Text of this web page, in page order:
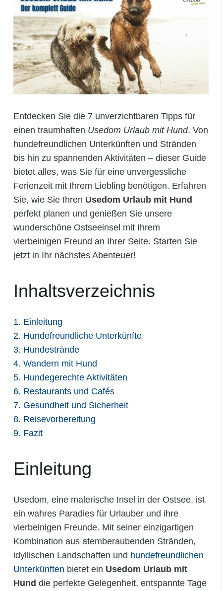
Entdecken Sie die 7 unverzichtbaren Tipps für
einen traumhaften Usedom Urlaub mit Hund. Von
hundefreundlichen Unterkünften und Stränden
bis hin zu spannenden Aktivitäten – dieser Guide
bietet alles, was Sie für eine unvergessliche
Ferienzeit mit Ihrem Liebling benötigen. Erfahren
Sie, wie Sie Ihren Usedom Urlaub mit Hund
perfekt planen und genießen Sie unsere
wunderschöne Ostseeinsel mit Ihrem
vierbeinigen Freund an Ihrer Seite. Starten Sie
jetzt in Ihr nächstes Abenteuer!
Inhaltsverzeichnis
1. Einleitung
2. Hundefreundliche Unterkünfte
3. Hundestrände
4. Wandern mit Hund
5. Hundegerechte Aktivitäten
6. Restaurants und Cafés
7. Gesundheit und Sicherheit
8. Reisevorbereitung
9. Fazit
Einleitung
Usedom, eine malerische Insel in der Ostsee, ist
ein wahres Paradies für Urlauber und ihre
vierbeinigen Freunde. Mit seiner einzigartigen
Kombination aus atemberaubenden Stränden,
idyllischen Landschaften und hundefreundlichen
Unterkünften bietet ein Usedom Urlaub mit
Hund die perfekte Gelegenheit, entspannte Tage